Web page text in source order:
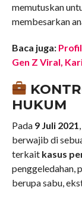
memutuskan
membesarkan
Baca juga:
Gen Z Viral,
HUKUM
Pada 9 Juli 2021
berwajib di
terkait kasus
penggeledahan,
berupa sabu,